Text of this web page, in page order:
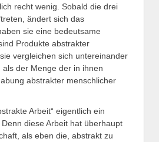
recht wenig. Sobald die drei
ändert sich das
sie eine bedeutsame
Produkte abstrakter
vergleichen sich untereinander
der Menge der in ihnen
abstrakter menschlicher
Arbeit“ eigentlich ein
diese Arbeit hat überhaupt
als eben die, abstrakt zu